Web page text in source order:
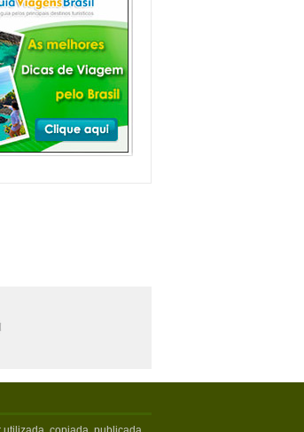
Camboriú e
com Crianças
Camboriú fica em Santa
Catarina, mais especifica...
mais...
com
as melhores
PRAIAS DE FLORIPA